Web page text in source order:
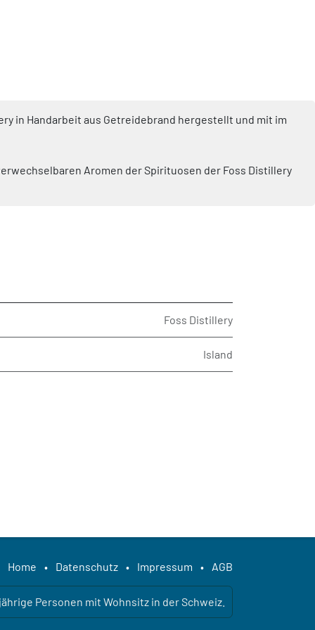
in Handarbeit aus Getreidebrand hergestellt und mit im
Aromen der Spirituosen der Foss Distillery
Foss Distillery
Island
Home • Datenschutz • Impressum • AGB
Personen mit Wohnsitz in der Schweiz.